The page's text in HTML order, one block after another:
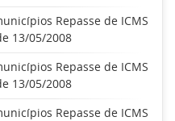
Repasse de ICMS
13/05/2008
Repasse de ICMS
13/05/2008
Repasse de ICMS